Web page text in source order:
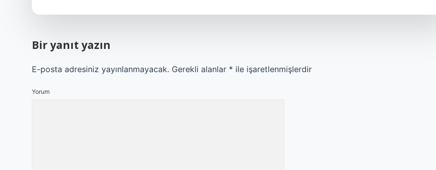
Bir yanıt yazın
E-posta adresiniz yayınlanmayacak. Gerekli alanlar * ile işaretlenmişlerdir
Yorum